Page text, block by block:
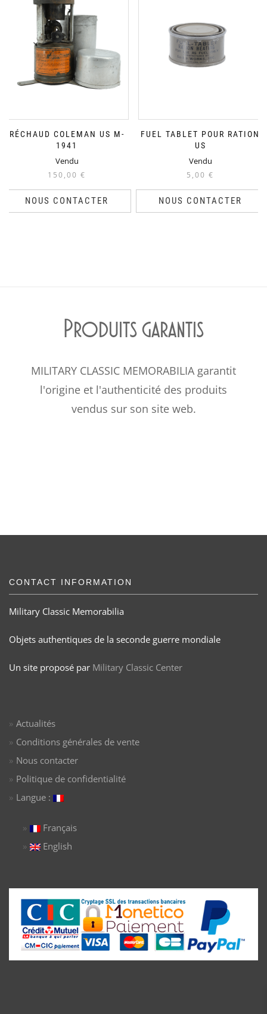
RÉCHAUD COLEMAN US M-
1941
Vendu
150,00 €
NOUS CONTACTER
FUEL TABLET POUR RATION
US
Vendu
5,00 €
NOUS CONTACTER
Produits garantis
MILITARY CLASSIC MEMORABILIA garantit
l'origine et l'authenticité des produits
vendus sur son site web.
CONTACT INFORMATION
Military Classic Memorabilia
Objets authentiques de la seconde guerre mondiale
Un site proposé par Military Classic Center
Actualités
Conditions générales de vente
Nous contacter
Politique de confidentialité
Langue :
Français
English